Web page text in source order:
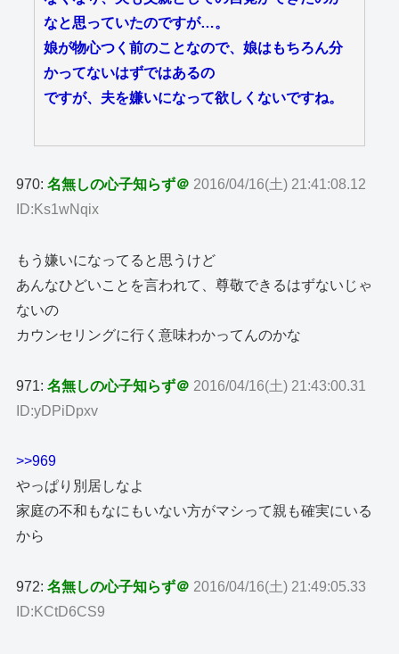
なと思っていたのですが…。
娘が物心つく前のことなので、娘はもちろん分
かってないはずではあるの
ですが、夫を嫌いになって欲しくないですね。
970:名無しの心子知らず＠ 2016/04/16(土) 21:41:08.12
ID:Ks1wNqix
もう嫌いになってると思うけど
あんなひどいことを言われて、尊敬できるはずないじゃ
ないの
カウンセリングに行く意味わかってんのかな
971:名無しの心子知らず＠ 2016/04/16(土) 21:43:00.31
ID:yDPiDpxv
>>969
やっぱり別居しなよ
家庭の不和もなにもいない方がマシって親も確実にいる
から
972:名無しの心子知らず＠ 2016/04/16(土) 21:49:05.33
ID:KCtD6CS9